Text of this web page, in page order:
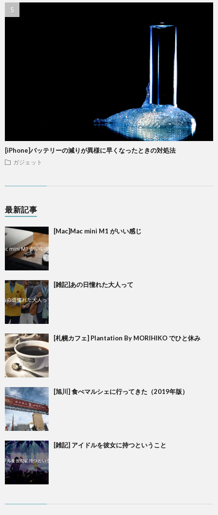
[iPhone]バッテリーの減りが異様に早くなったときの対処法
ガジェット
最新記事
[Mac]Mac mini M1 がいい感じ
[雑記]あの日憧れた大人って
[札幌カフェ] Plantation By MORIHIKO でひと休み
[旭川] 食べマルシェに行ってきた（2019年版）
[雑記] アイドルを彼女に持つということ